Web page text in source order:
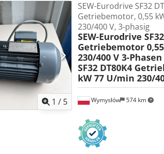
1 / 5 Wymysłów 574 km
SEW-Eurodrive SF32
Getriebemotor, 0,55
230/400 V, 3-phasig
SEW-Eurodrive
Getriebemotor
230/400 V 3-Phasen
SF32 DT80K4
kW 77 U/min 230/